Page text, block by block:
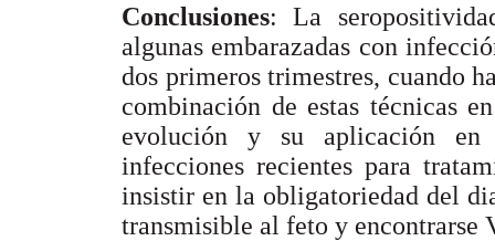
Conclusiones: La
algunas embarazadas con
dos primeros trimestres, cuando
combinación de estas técnicas
evolución y su aplicación en
infecciones recientes para
insistir en la obligatoriedad del
transmisible al feto y encontrarse